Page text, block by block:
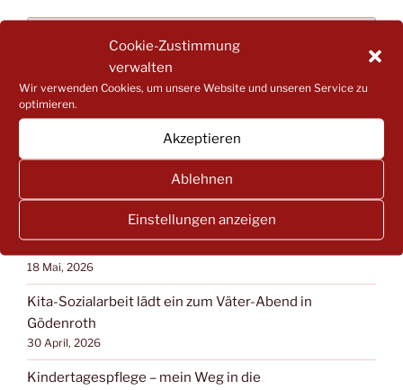
Cookie-Zustimmung
verwalten
Wir verwenden Cookies, um unsere Website und unseren Service zu
optimieren.
Akzeptieren
Ablehnen
Einstellungen anzeigen
BEITRAGSKATEGORIEN
NEUESTE BEITRÄGE
„Kinder stärken und schützen“: Einladung zu
Impulsveranstaltungen zum Kinderschutz (online)
Stellungnahme des LEA RLP zum Koalitionsvertrag
18 Mai, 2026
Kita-Sozialarbeit lädt ein zum Väter-Abend in
Gödenroth
30 April, 2026
Kindertagespflege – mein Weg in die